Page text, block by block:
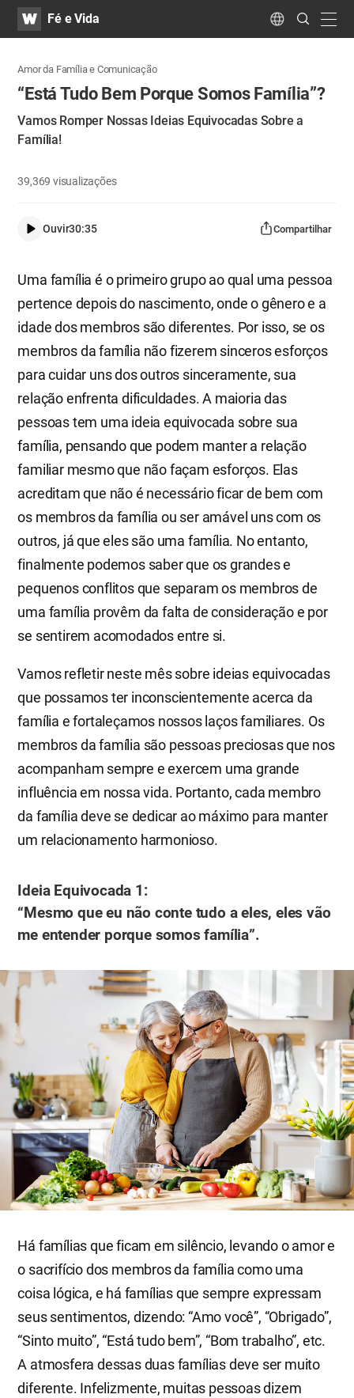
WATVFé e Vida Language
Search
Submit
Amor da Família e Comunicação
“Está Tudo Bem Porque Somos Família”?​
Vamos Romper Nossas Ideias Equivocadas Sobre a
Família!
39,369visualizações
Ouvir30:35 Compartilhar
Uma família é o primeiro grupo ao qual uma pessoa
pertence depois do nascimento, onde o gênero e a
idade dos membros são diferentes. Por isso, se os
membros da família não fizerem sinceros esforços
para cuidar uns dos outros sinceramente, sua
relação enfrenta dificuldades. A maioria das
pessoas tem uma ideia equivocada sobre sua
família, pensando que podem manter a relação
familiar mesmo que não façam esforços. Elas
acreditam que não é necessário ficar de bem com
os membros da família ou ser amável uns com os
outros, já que eles são uma família. No entanto,
finalmente podemos saber que os grandes e
pequenos conflitos que separam os membros de
uma família provêm da falta de consideração e por
se sentirem acomodados entre si.
Vamos refletir neste mês sobre ideias equivocadas
que possamos ter inconscientemente acerca da
família e fortaleçamos nossos laços familiares. Os
membros da família são pessoas preciosas que nos
acompanham sempre e exercem uma grande
influência em nossa vida. Portanto, cada membro
da família deve se dedicar ao máximo para manter
um relacionamento harmonioso.
​Ideia Equivocada 1:
“Mesmo que eu não conte tudo a eles, eles vão
me entender porque somos família”.
Há famílias que ficam em silêncio, levando o amor e
o sacrifício dos membros da família como uma
coisa lógica, e há famílias que sempre expressam
seus sentimentos, dizendo: “Amo você”, “Obrigado”,
“Sinto muito”, “Está tudo bem”, “Bom trabalho”, etc.
A atmosfera dessas duas famílias deve ser muito
diferente. Infelizmente, muitas pessoas dizem